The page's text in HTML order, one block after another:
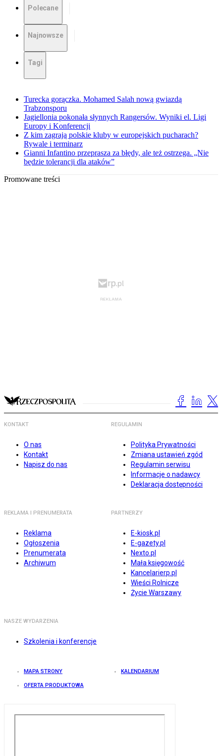
Polecane
Najnowsze
Tagi
Turecka gorączka. Mohamed Salah nową gwiazdą
Trabzonsporu
Jagiellonia pokonała słynnych Rangersów. Wyniki el. Ligi
Europy i Konferencji
Z kim zagrają polskie kluby w europejskich pucharach?
Rywale i terminarz
Gianni Infantino przeprasza za błędy, ale też ostrzega. „Nie
będzie tolerancji dla ataków”
Promowane treści
KONTAKT
O nas
Kontakt
Napisz do nas
REGULAMIN
Polityka Prywatności
Zmiana ustawień zgód
Regulamin serwisu
Informacje o nadawcy
Deklaracja dostępności
REKLAMA I PRENUMERATA
Reklama
Ogłoszenia
Prenumerata
Archiwum
PARTNERZY
E-kiosk.pl
E-gazety.pl
Nexto.pl
Mała księgowość
Kancelarierp.pl
Wieści Rolnicze
Życie Warszawy
NASZE WYDARZENIA
Szkolenia i konferencje
MAPA STRONY KALENDARIUM
OFERTA PRODUKTOWA